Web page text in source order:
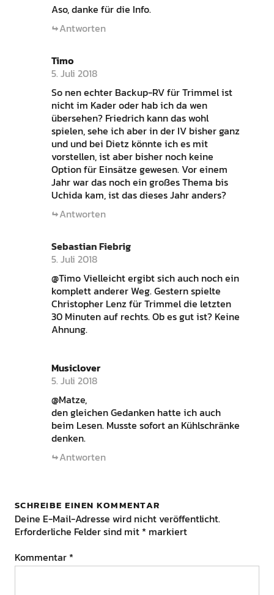
Aso, danke für die Info.
Antworten
Timo
5. Juli 2018
So nen echter Backup-RV für Trimmel ist
nicht im Kader oder hab ich da wen
übersehen? Friedrich kann das wohl
spielen, sehe ich aber in der IV bisher ganz
und und bei Dietz könnte ich es mit
vorstellen, ist aber bisher noch keine
Option für Einsätze gewesen. Vor einem
Jahr war das noch ein großes Thema bis
Uchida kam, ist das dieses Jahr anders?
Antworten
Sebastian Fiebrig
5. Juli 2018
@Timo Vielleicht ergibt sich auch noch ein
komplett anderer Weg. Gestern spielte
Christopher Lenz für Trimmel die letzten
30 Minuten auf rechts. Ob es gut ist? Keine
Ahnung.
Musiclover
5. Juli 2018
@Matze,
den gleichen Gedanken hatte ich auch
beim Lesen. Musste sofort an Kühlschränke
denken.
Antworten
SCHREIBE EINEN KOMMENTAR
Deine E-Mail-Adresse wird nicht veröffentlicht.
Erforderliche Felder sind mit * markiert
Kommentar *